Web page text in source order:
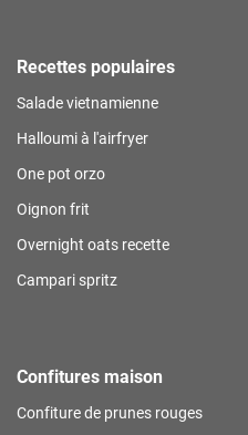
Recettes populaires
Salade vietnamienne
Halloumi à l'airfryer
One pot orzo
Oignon frit
Overnight oats recette
Campari spritz
Confitures maison
Confiture de prunes rouges